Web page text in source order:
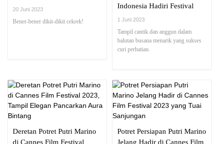
20 Juni 2023
Bener-bener dikit-dikit cekrek!
Indonesia Hadiri Festival
Film Cannes 2023
1 Juni 2023
Tampil cantik dan anggun dalam
balutan busana menarik yang sukses
curi perhatian.
Deretan Potret Putri Marino
di Cannes Film Festival
Potret Persiapan Putri Marino
Jelang Hadir di Cannes Film